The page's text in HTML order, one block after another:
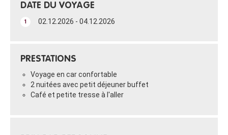
DATE DU VOYAGE
1 02.12.2026 - 04.12.2026
PRESTATIONS
Voyage en car confortable
2 nuitées avec petit déjeuner buffet
Café et petite tresse à l'aller